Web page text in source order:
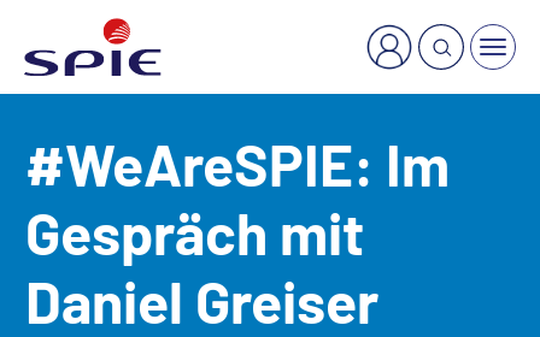
#WeAreSPIE: Im
Gespräch mit
Daniel Greiser